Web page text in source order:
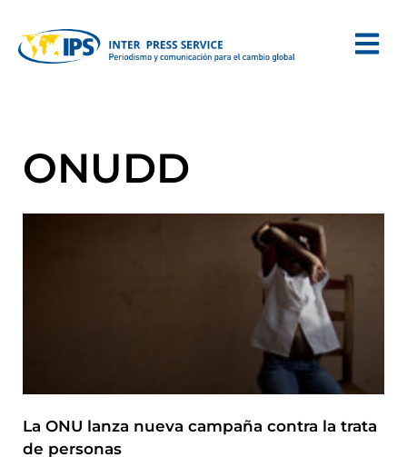
ONUDD
La ONU lanza nueva campaña contra la trata
de personas